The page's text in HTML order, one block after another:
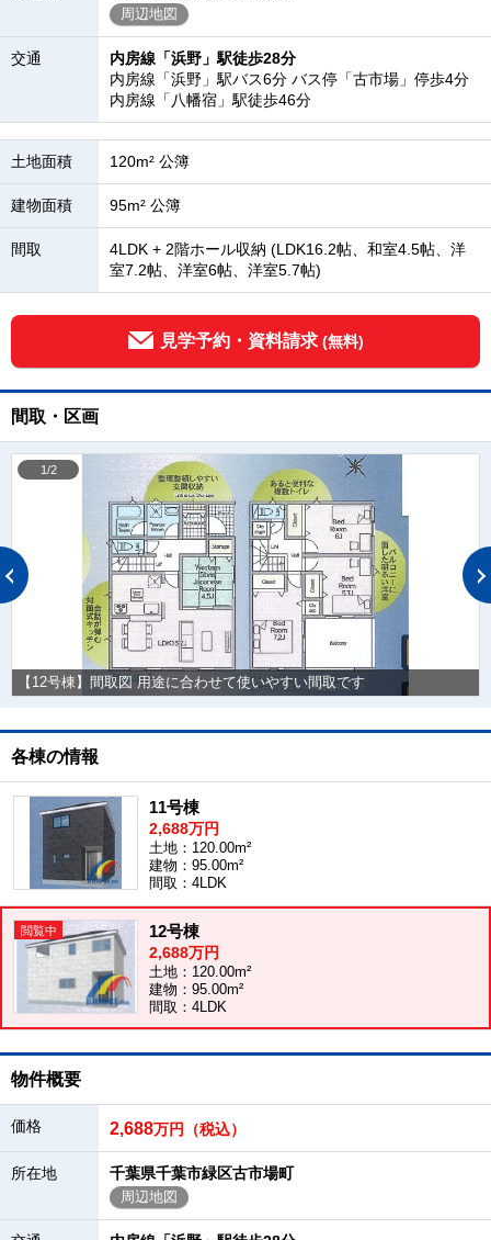
周辺地図
交通
内房線「浜野」駅徒歩28分
内房線「浜野」駅バス6分 バス停「古市場」停歩4分
内房線「八幡宿」駅徒歩46分
土地面積 120m² 公簿
建物面積 95m² 公簿
間取
4LDK + 2階ホール収納 (LDK16.2帖、和室4.5帖、洋
室7.2帖、洋室6帖、洋室5.7帖)
見学予約・資料請求 (無料)
間取・区画
【12号棟】間取図 用途に合わせて使いやすい間取です
1/2
各棟の情報
11号棟
2,688万円
土地：120.00m²
建物：95.00m²
間取：4LDK
12号棟
2,688万円
土地：120.00m²
建物：95.00m²
間取：4LDK
物件概要
価格 2,688万円（税込）
所在地 千葉県千葉市緑区古市場町
周辺地図